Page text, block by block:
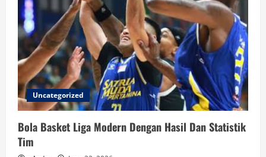
Uncategorized
Bola Basket Liga Modern Dengan Hasil Dan Statistik
Tim